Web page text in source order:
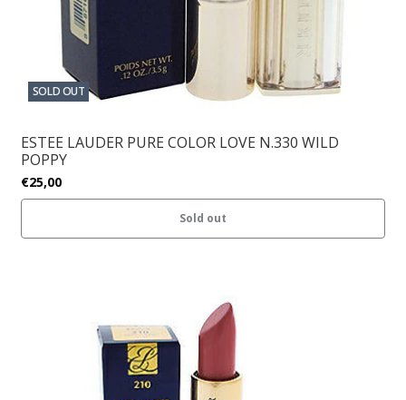
SOLD OUT
ESTEE LAUDER PURE COLOR LOVE N.330 WILD
POPPY
€25,00
Sold out